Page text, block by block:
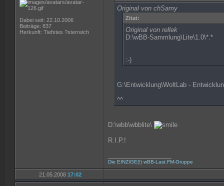
Dabei seit: 22.10.2006
Beiträge: 837
Herkunft: Tiefstes ?sterreich
Original von chSamy
Zitat:
Original von rellek
D:\wBB-Sammlung\Lite\1.0\*.*
:-)
G:\Entwicklung\WoltLab -
^^
D:\wbb\wbblite\
R.I.P.!
Die EINZIGE(!) wBB-Last.FM-Gruppe
21.05.2008 17:02